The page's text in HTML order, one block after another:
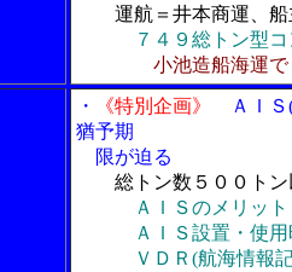
運航＝井本商運、
７４９総トン型
小池造船海運
・ 《特別企画》
ＡＩＳ(
猶予期
限が迫る
総トン数５００ト
ＡＩＳのメリット
ＡＩＳ設置・使用
ＶＤＲ(航海情報記